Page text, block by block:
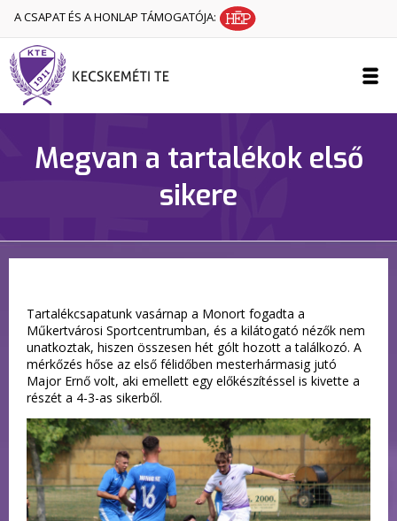
A CSAPAT ÉS A HONLAP TÁMOGATÓJA:
Megvan a tartalékok első
sikere
Tartalékcsapatunk vasárnap a Monort fogadta a
Műkertvárosi Sportcentrumban, és a kilátogató nézők nem
unatkoztak, hiszen összesen hét gólt hozott a találkozó. A
mérkőzés hőse az első félidőben mesterhármasig jutó
Major Ernő volt, aki emellett egy előkészítéssel is kivette a
részét a 4-3-as sikerből.